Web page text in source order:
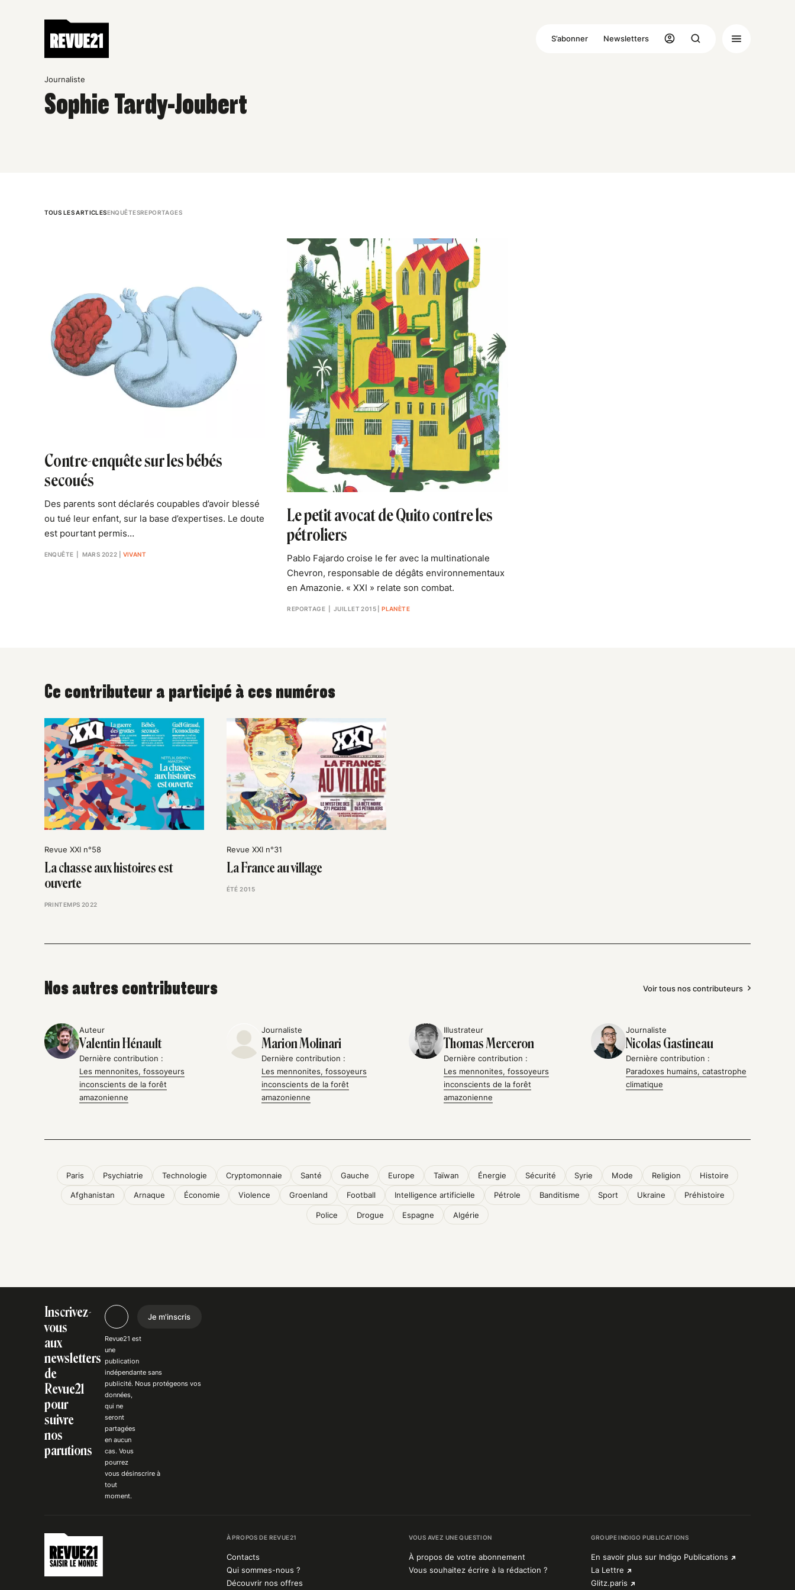
S’abonner Newsletters
Journaliste
Sophie Tardy-Joubert
TOUS LES ARTICLESENQUÊTESREPORTAGES
Contre-enquête sur les bébés
secoués
Des parents sont déclarés coupables d’avoir blessé
ou tué leur enfant, sur la base d’expertises. Le doute
est pourtant permis…
ENQUÊTE | MARS 2022 VIVANT
Le petit avocat de Quito contre les
pétroliers
Pablo Fajardo croise le fer avec la multinationale
Chevron, responsable de dégâts environnementaux
en Amazonie. « XXI » relate son combat.
REPORTAGE| JUILLET 2015|PLANÈTE
Ce contributeur a participé à ces numéros
Revue XXI n°58
La chasse aux histoires est
ouverte
PRINTEMPS 2022
Revue XXI n°31
La France au village
ÉTÉ 2015
Nos autres contributeurs Voir tous nos contributeurs
Auteur
Valentin Hénault
Dernière contribution :
Les mennonites, fossoyeurs
inconscients de la forêt
amazonienne
Journaliste
Marion Molinari
Dernière contribution :
Les mennonites, fossoyeurs
inconscients de la forêt
amazonienne
Illustrateur
Thomas Merceron
Dernière contribution :
Les mennonites, fossoyeurs
inconscients de la forêt
amazonienne
Journaliste
Nicolas Gastineau
Dernière contribution :
Paradoxes humains, catastrophe
climatique
Paris Psychiatrie Technologie Cryptomonnaie Santé Gauche Europe Taïwan Énergie Sécurité Syrie Mode Religion Histoire
Afghanistan Arnaque Économie Violence Groenland Football Intelligence artificielle Pétrole Banditisme Sport Ukraine Préhistoire
Police Drogue Espagne Algérie
Inscrivez-
vous
aux
newsletters
de
Revue21
pour
suivre
nos
parutions
Je m'inscris
Revue21 est
une
publication
indépendantesans
publicité. Nousprotégeons vos
données,
qui ne
seront
partagées
en aucun
cas. Vous
pourrez
vousdésinscrire à
tout
moment.
À PROPOS DE REVUE21
Contacts
Qui sommes-nous ?
Découvrir nos offres
VOUS AVEZ UNE QUESTION
À propos de votre abonnement
Vous souhaitez écrire à la rédaction ?
GROUPE INDIGO PUBLICATIONS
En savoir plus sur Indigo Publications
La Lettre
Glitz.paris